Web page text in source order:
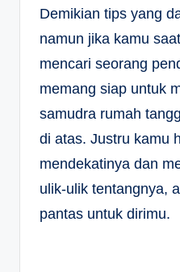
Demikian tips yang
namun jika kamu
mencari seorang
memang siap untuk
samudra rumah
di atas. Justru kamu
mendekatinya dan
ulik-ulik tentangnya,
pantas untuk dirimu.